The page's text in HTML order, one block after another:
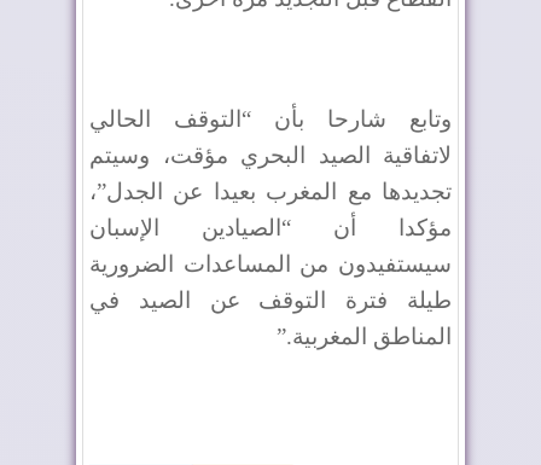
وتابع شارحا بأن “التوقف الحالي
لاتفاقية الصيد البحري مؤقت، وسيتم
تجديدها مع المغرب بعيدا عن الجدل”،
مؤكدا أن “الصيادين الإسبان
سيستفيدون من المساعدات الضرورية
طيلة فترة التوقف عن الصيد في
المناطق المغربية”.